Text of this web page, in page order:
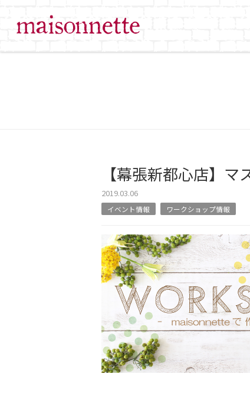
【幕張新都心店】マ
2019.03.06
イベント情報 ワークショップ情報